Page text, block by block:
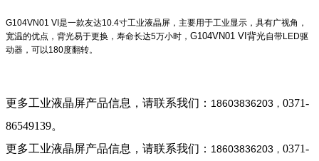
G104VN01 VI是一款友达10.4寸工业液晶屏，主要用于工业显示，具有广视角，
宽温的优点，背光易于更换，寿命长达5万小时， G104VN01 VI背光自带LED驱
动器，可以180度翻转。
更多工业液晶屏产品信息，请联系我们： 18603836203 ， 0371-
86549139。
更多工业液晶屏产品信息，请联系我们： 18603836203 ， 0371-